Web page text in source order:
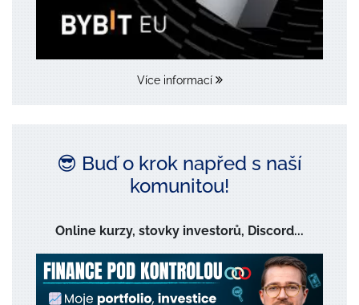
Více informací
😎 Buď o krok napřed s naší
komunitou!
Online kurzy, stovky investorů, Discord...